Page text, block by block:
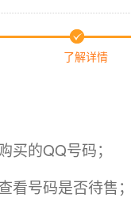
了解详情
买的QQ号码；
看号码是否待售；